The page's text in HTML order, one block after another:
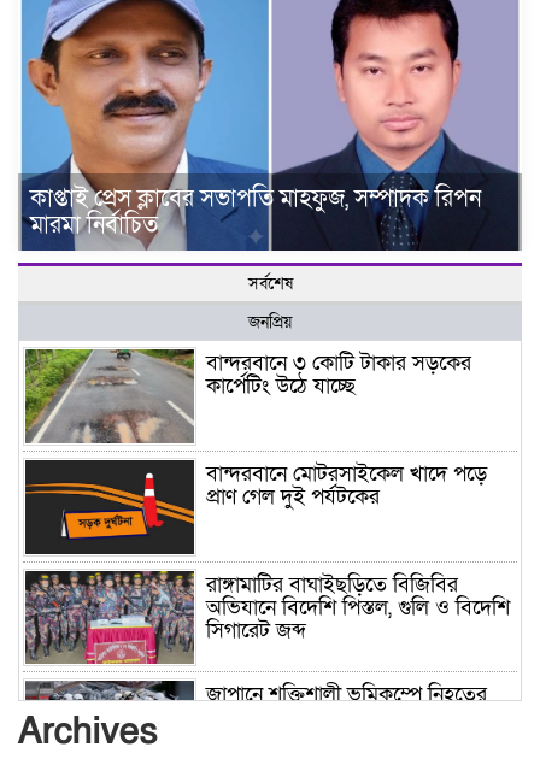
কাপ্তাই প্রেস ক্লাবের সভাপতি মাহফুজ, সম্পাদক রিপন
মারমা নির্বাচিত
সর্বশেষ
জনপ্রিয়
বান্দরবানে ৩ কোটি টাকার সড়কের
কার্পেটিং উঠে যাচ্ছে
বান্দরবানে মোটরসাইকেল খাদে পড়ে
প্রাণ গেল দুই পর্যটকের
রাঙ্গামাটির বাঘাইছড়িতে বিজিবির
অভিযানে বিদেশি পিস্তল, গুলি ও বিদেশি
সিগারেট জব্দ
জাপানে শক্তিশালী ভূমিকম্পে নিহতের
Archives